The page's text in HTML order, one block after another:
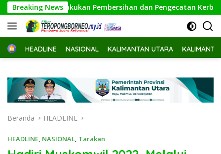
Langsung
ke
konten
Breaking News
Lakukan Pembersihan dan Pengecatan Kerb
HomeHEADLINE NASIONAL KALIMANTAN UTARA
Beranda HEADLINE
HEADLINE, NASIONAL, Tarakan